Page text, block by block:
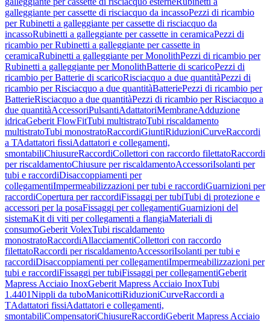
galleggiante per cassette di risciacquo da incassoPezzi di ricambio
per Rubinetti a galleggiante per cassette di risciacquo da
incassoRubinetti a galleggiante per cassette in ceramicaPezzi di
ricambio per Rubinetti a galleggiante per cassette in
ceramicaRubinetti a galleggiante per MonolithPezzi di ricambio per
Rubinetti a galleggiante per MonolithBatterie di scaricoPezzi di
ricambio per Batterie di scaricoRisciacquo a due quantitàPezzi di
ricambio per Risciacquo a due quantitàBatteriePezzi di ricambio per
BatterieRisciacquo a due quantitàPezzi di ricambio per Risciacquo a
due quantitàAccessoriPulsantiAdattatoriMembraneAdduzione
idricaGeberit FlowFitTubi multistratoTubi riscaldamento
multistratoTubi monostratoRaccordiGiuntiRiduzioniCurveRaccordi
a TAdattatori fissiAdattatori e collegamenti,
smontabiliChiusureRaccordiCollettori con raccordo filettatoRaccordi
per riscaldamentoChiusure per riscaldamentoAccessoriIsolanti per
tubi e raccordiDisaccoppiamenti per
collegamentiImpermeabilizzazioni per tubi e raccordiGuarnizioni per
raccordiCopertura per raccordiFissaggi per tubiTubi di protezione e
accessori per la posaFissaggi per collegamentiGuarnizioni del
sistemaKit di viti per collegamenti a flangiaMateriali di
consumoGeberit VolexTubi riscaldamento
monostratoRaccordiAllacciamentiCollettori con raccordo
filettatoRaccordi per riscaldamentoAccessoriIsolanti per tubi e
raccordiDisaccoppiamenti per collegamentiImpermeabilizzazioni per
tubi e raccordiFissaggi per tubiFissaggi per collegamentiGeberit
Mapress Acciaio InoxGeberit Mapress Acciaio InoxTubi
1.4401Nippli da tuboManicottiRiduzioniCurveRaccordi a
TAdattatori fissiAdattatori e collegamenti,
smontabiliCompensatoriChiusureRaccordiGeberit Mapress Acciaio